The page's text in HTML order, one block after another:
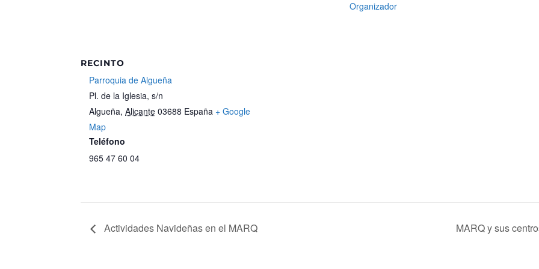
Organizador
RECINTO
Parroquia de Algueña
Pl. de la Iglesia, s/n
Algueña, Alicante 03688 España + Google
Map
Teléfono
965 47 60 04
Actividades Navideñas en el MARQ MARQ y sus